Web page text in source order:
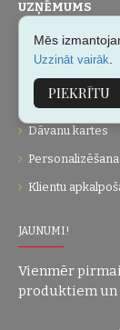
UZŅĒMUMS
Par mums
Vietnes karte
Dāvanu kartes
Personalizēšana
Klientu
JAUNUMI!
Vienmēr
produktiem un
Mēs
Uzzināt vairāk
PIEKRĪTU